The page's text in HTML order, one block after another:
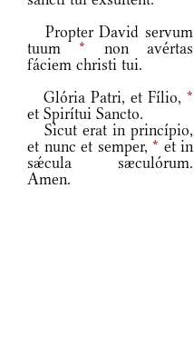
Propter David servum
tuum* non avértas
fáciem christi tui.
Glória Patri, et Fílio, *
et Spirítui Sancto.
Sicut erat in princípio,
et nunc et semper, * et in
sǽcula sæculórum.
Amen.